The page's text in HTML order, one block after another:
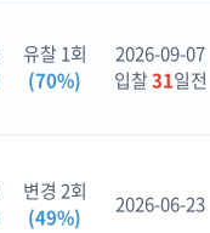
유찰 1회
(70%)
2026-09-07
입찰31일전
변경 2회
(49%)
2026-06-23